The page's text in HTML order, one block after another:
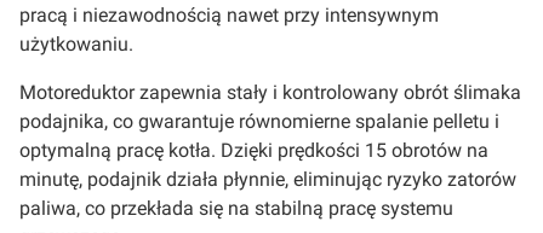
pracą i niezawodnością nawet przy intensywnym
użytkowaniu.
Motoreduktor zapewnia stały i kontrolowany obrót ślimaka
podajnika, co gwarantuje równomierne spalanie pelletu i
optymalną pracę kotła. Dzięki prędkości 15 obrotów na
minutę, podajnik działa płynnie, eliminując ryzyko zatorów
paliwa, co przekłada się na stabilną pracę systemu